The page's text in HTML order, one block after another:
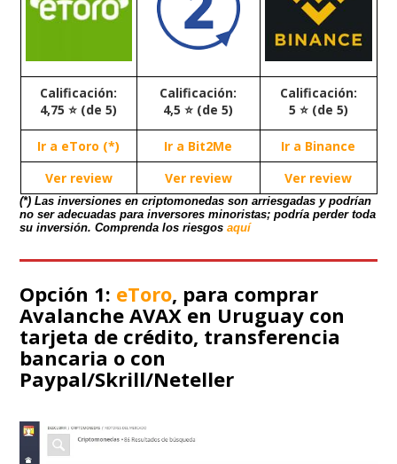
Calificación:
4,75 ⭐ (de 5)
Calificación:
4,5 ⭐ (de 5)
Calificación:
5 ⭐ (de 5)
Ir a eToro (*) Ir a Bit2Me
Ir a Binance
Ver review
Ver review Ver review
(*) Las inversiones en criptomonedas son arriesgadas y podrían
no ser adecuadas para inversores minoristas; podría perder toda
su inversión. Comprenda los riesgosaquí
Opción 1: eToro, para comprar
Avalanche AVAX en Uruguay con
tarjeta de crédito, transferencia
bancaria o con
Paypal/Skrill/Neteller